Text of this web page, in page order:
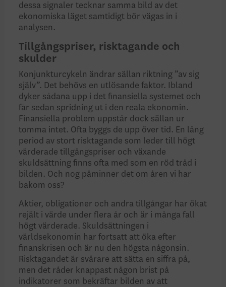
dessa signaler tecknar samma bild av det
ekonomiska läget samtidigt bör vägas in i
analysen.
Tillgångspriser, risktagande och
skulder
Konjunkturcykeln ändrar sällan riktning ”av sig
själv”. Det behövs en utlösande faktor. Ibland
dyker sådana upp i det finansiella systemet och
får sedan spridning ut i den reala ekonomin.
Finansiella problem uppstår dock sällan ur
tomma intet. Ofta byggs de upp över tid. En lång
period av stort risktagande som leder till högt
värderade tillgångspriser och växande
skuldsättning finns ofta med som en röd tråd i
bilden. Och nog påminner det om åren vi har
bakom oss?
Aktier, obligationer och andra tillgångar har ökat
rejält i värde under flera år och är i många fall
högt värderade. Skuldsättningen i
världsekonomin har fortsatt att öka efter
finanskrisen och är nu den högsta någonsin.
Risktagandet är svårare att sätta en siffra på,
men det råder knappast någon brist på
indikatorer som bekräftar bilden av att